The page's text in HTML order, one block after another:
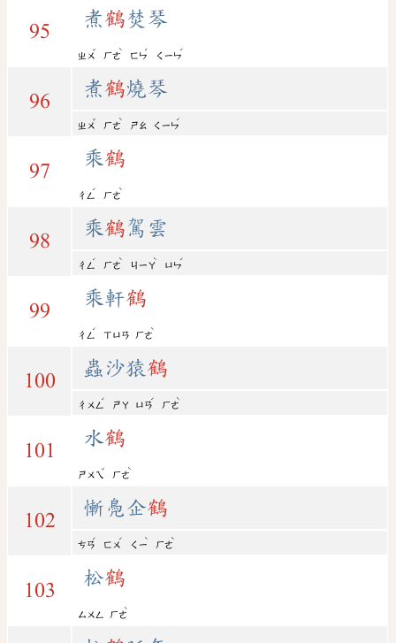
95
煮鶴焚琴
ㄓㄨ
ˇ
ㄏㄜ
ˋ
ㄈㄣ
ˊ
ㄑㄧㄣ
ˊ
96
煮鶴燒琴
ㄓㄨ
ˇ
ㄏㄜ
ˋ
ㄕㄠ ㄑㄧㄣ
ˊ
97
乘鶴
ㄔㄥ
ˊ
ㄏㄜ
ˋ
98
乘鶴駕雲
ㄔㄥ
ˊ
ㄏㄜ
ˋ
ㄐㄧㄚ
ˋ
ㄩㄣ
ˊ
99
乘軒鶴
ㄔㄥ
ˊ
ㄒㄩㄢ ㄏㄜ
ˋ
100
蟲沙猿鶴
ㄔㄨㄥ
ˊ
ㄕㄚ ㄩㄢ
ˊ
ㄏㄜ
ˋ
101
水鶴
ㄕㄨㄟ
ˇ
ㄏㄜ
ˋ
102
慚鳧企鶴
ㄘㄢ
ˊ
ㄈㄨ
ˊ
ㄑㄧ
ˋ
ㄏㄜ
ˋ
103
松鶴
ㄙㄨㄥ ㄏㄜ
ˋ